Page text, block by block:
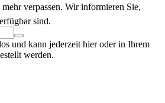
verpassen. Wir informieren Sie,
sind.
und kann jederzeit hier oder in Ihrem
werden.